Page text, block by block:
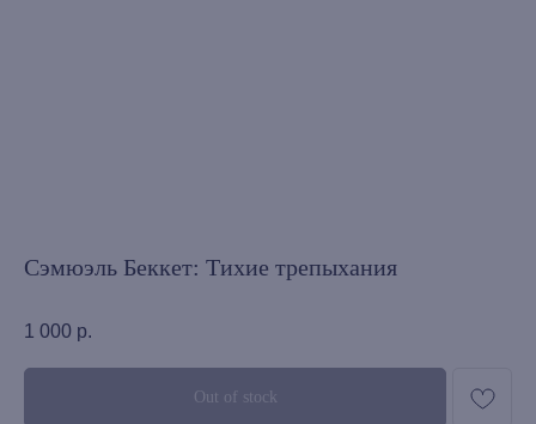
Сэмюэль Беккет: Тихие трепыхания
1 000 р.
Out of stock